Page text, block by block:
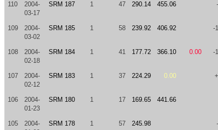
110
2004-
03-17
SRM 187 1 47 290.14 455.06
109
2004-
03-02
SRM 185 1 58 239.92 406.92 -
108
2004-
02-18
SRM 184 1 41 177.72 366.10 0.00 -
107
2004-
02-12
SRM 183 1 37 224.29 0.00
106
2004-
01-23
SRM 180 1 17 169.65 441.66
105
2004-
SRM 178 1 57 245.98